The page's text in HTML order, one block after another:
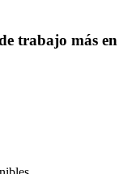
trabajo más